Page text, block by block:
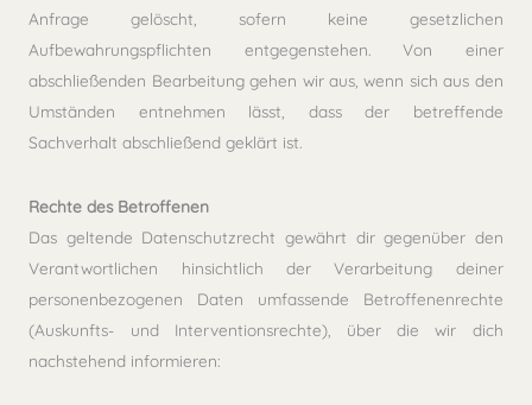
Anfrage gelöscht, sofern keine gesetzlichen
Aufbewahrungspflichten entgegenstehen. Von einer
abschließenden Bearbeitung gehen wir aus, wenn sich aus den
Umständen entnehmen lässt, dass der betreffende
Sachverhalt abschließend geklärt ist.
Rechte des Betroffenen
Das geltende Datenschutzrecht gewährt dir gegenüber den
Verantwortlichen hinsichtlich der Verarbeitung deiner
personenbezogenen Daten umfassende Betroffenenrechte
(Auskunfts- und Interventionsrechte), über die wir dich
nachstehend informieren: